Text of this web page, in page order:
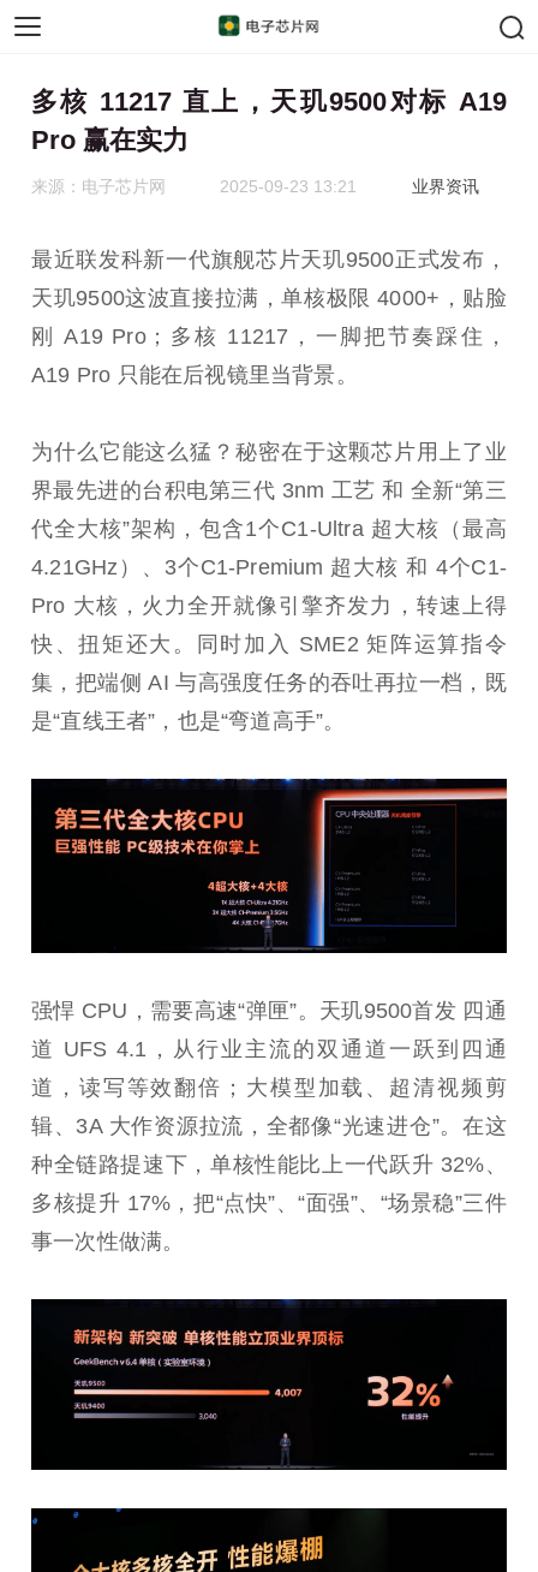
手机芯片 汽车芯片
多核 11217 直上，天玑9500对标 A19
Pro 赢在实力
来源：电子芯片网 2025-09-23 13:21 业界资讯
最近联发科新一代旗舰芯片天玑9500正式发布，
天玑9500这波直接拉满，单核极限 4000+，贴脸
刚 A19 Pro；多核 11217，一脚把节奏踩住，
A19 Pro 只能在后视镜里当背景。
为什么它能这么猛？秘密在于这颗芯片用上了业
界最先进的台积电第三代 3nm 工艺 和 全新“第三
代全大核”架构，包含1个C1-Ultra 超大核（最高
4.21GHz）、3个C1-Premium 超大核 和 4个C1-
Pro 大核，火力全开就像引擎齐发力，转速上得
快、扭矩还大。同时加入 SME2 矩阵运算指令
集，把端侧 AI 与高强度任务的吞吐再拉一档，既
是“直线王者”，也是“弯道高手”。
强悍 CPU，需要高速“弹匣”。天玑9500首发 四通
道 UFS 4.1，从行业主流的双通道一跃到四通
道，读写等效翻倍；大模型加载、超清视频剪
辑、3A 大作资源拉流，全都像“光速进仓”。在这
种全链路提速下，单核性能比上一代跃升 32%、
多核提升 17%，把“点快”、“面强”、“场景稳”三件
事一次性做满。